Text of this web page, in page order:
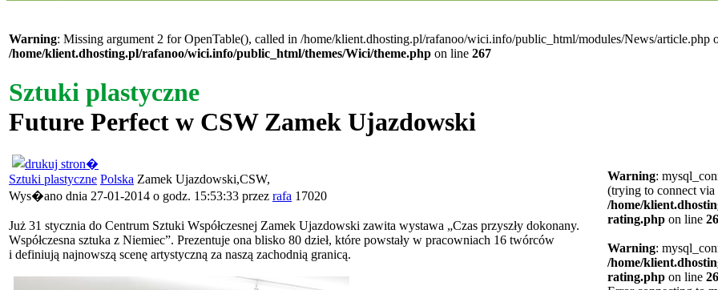
Warning: Missing argument 2 for OpenTable(), called in /home/klient.dhosting.pl/rafanoo/wici.info/public_html/modules/News/article.php
/home/klient.dhosting.pl/rafanoo/wici.info/public_html/themes/Wici/theme.php on line 267
Sztuki plastyczne
Future Perfect w CSW Zamek Ujazdowski
Sztuki plastyczne Polska Zamek Ujazdowski,CSW,
Wys�ano dnia 27-01-2014 o godz. 15:53:33 przez rafa 17020
Już 31 stycznia do Centrum Sztuki Współczesnej Zamek Ujazdowski zawita wystawa „Czas przyszły dokonany.
Współczesna sztuka z Niemiec”. Prezentuje ona blisko 80 dzieł, które powstały w pracowniach 16 twórców
i definiują najnowszą scenę artystyczną za naszą zachodnią granicą.
Warning:
(trying to connect
/home/
rating.php on line 26
Warning:
/home/
rating.php on line 26